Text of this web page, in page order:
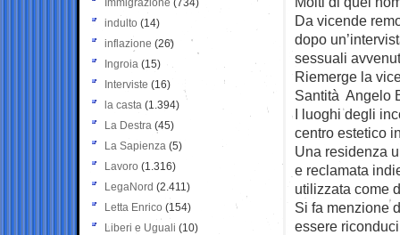
Da vicende
dopo
sessuali
Riemerge la
Santità Angelo
I luoghi degli
centro estetico
Una residenza
e reclamata
utilizzata come
Si fa menzione
essere
Immigrazione (734)
indulto (14)
inflazione (26)
Ingroia (15)
Interviste (16)
la casta (1.394)
La Destra (45)
La Sapienza (5)
Lavoro (1.316)
LegaNord (2.411)
Letta Enrico (154)
Liberi e Uguali (10)